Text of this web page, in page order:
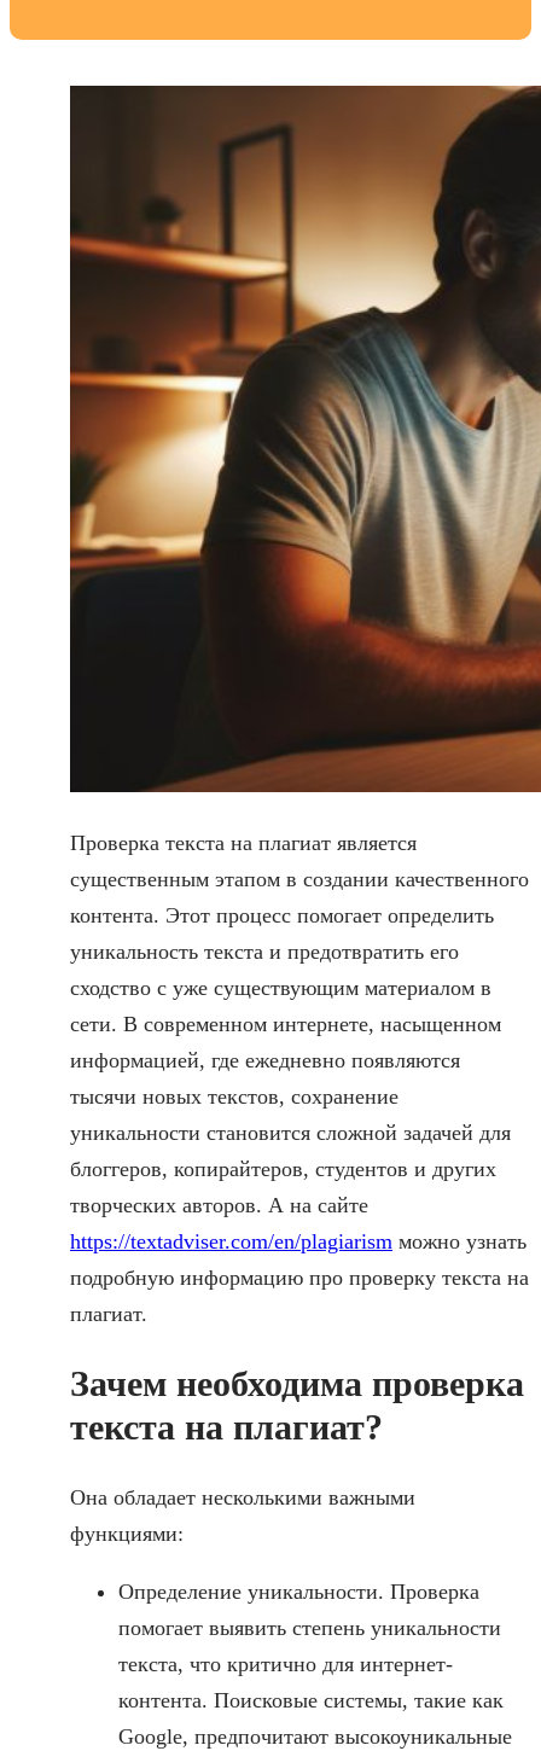
Проверка текста на плагиат является
существенным этапом в создании качественного
контента. Этот процесс помогает определить
уникальность текста и предотвратить его
сходство с уже существующим материалом в
сети. В современном интернете, насыщенном
информацией, где ежедневно появляются
тысячи новых текстов, сохранение
уникальности становится сложной задачей для
блоггеров, копирайтеров, студентов и других
творческих авторов. А на сайте
https://textadviser.com/en/plagiarism можно узнать
подробную информацию про проверку текста на
плагиат.
Зачем необходима проверка
текста на плагиат?
Она обладает несколькими важными
функциями:
Определение уникальности. Проверка
помогает выявить степень уникальности
текста, что критично для интернет-
контента. Поисковые системы, такие как
Google, предпочитают высокоуникальные